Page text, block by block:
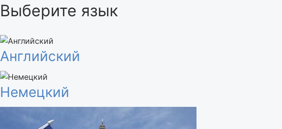
Выберите язык
Английский
Немецкий